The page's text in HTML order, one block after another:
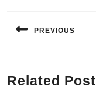
pos
PREVIOUS
post:
Related Post